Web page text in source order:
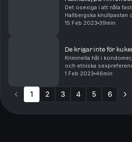
Det osexiga i att nåla
Hallbergska knullpastan
slår ett slag för flera
15 Feb 2023 39min
De krigar inte för
Kriminella hål i
och etniska
Julia och Fredrik
1 Feb 2023 46min
1 2 3 4 5 6